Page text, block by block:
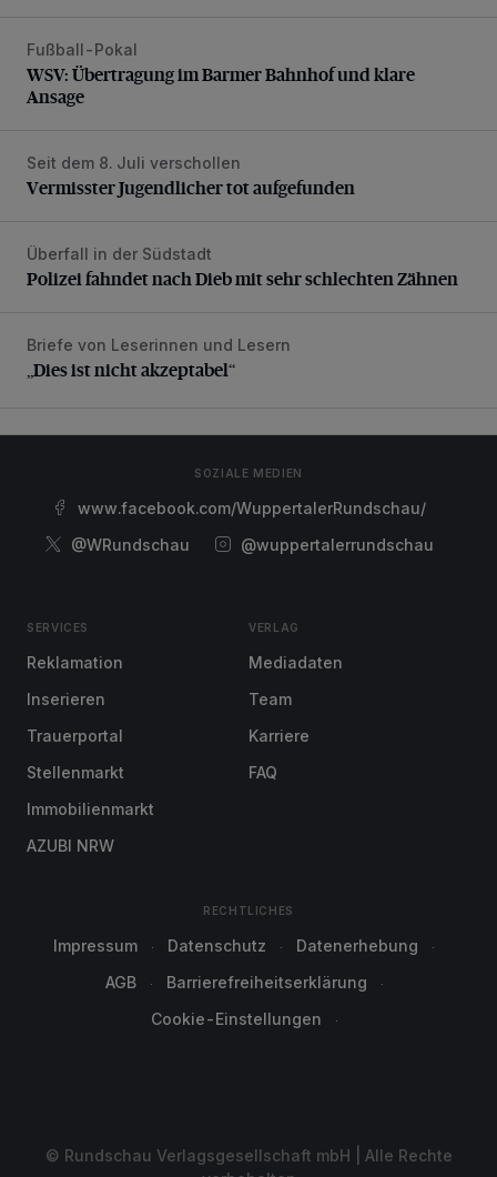
WSV: Übertragung im Barmer Bahnhof und klare Ansage
Fußball-Pokal
WSV: Übertragung im Barmer Bahnhof und klare
Ansage
Vermisster Jugendlicher tot aufgefunden
Seit dem 8. Juli verschollen
Vermisster Jugendlicher tot aufgefunden
Polizei fahndet nach Dieb mit sehr schlechten Zähnen
Überfall in der Südstadt
Polizei fahndet nach Dieb mit sehr schlechten Zähnen
„Dies ist nicht akzeptabel“
Briefe von Leserinnen und Lesern
„Dies ist nicht akzeptabel“
SOZIALE MEDIEN
www.facebook.com/WuppertalerRundschau/
@WRundschau
@wuppertalerrundschau
SERVICES
Reklamation
Inserieren
Trauerportal
Stellenmarkt
Immobilienmarkt
AZUBI NRW
VERLAG
Mediadaten
Team
Karriere
FAQ
RECHTLICHES
Impressum Datenschutz
Datenerhebung
AGB
Barrierefreiheitserklärung
Cookie-Einstellungen
© Rundschau Verlagsgesellschaft mbH | Alle Rechte